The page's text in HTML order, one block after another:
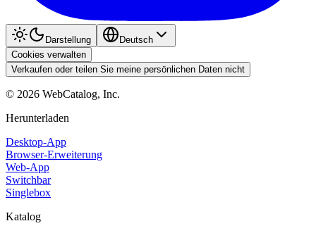
Darstellung
Deutsch
Cookies verwalten
Verkaufen oder teilen Sie meine persönlichen Daten nicht
© 2026 WebCatalog, Inc.
Herunterladen
Desktop-App
Browser-Erweiterung
Web-App
Switchbar
Singlebox
Katalog